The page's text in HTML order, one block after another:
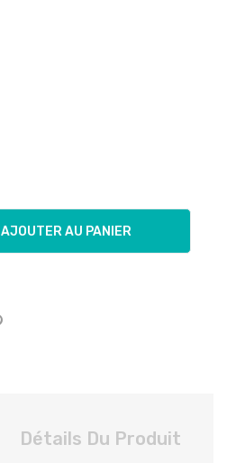
AJOUTER AU PANIER
Détails Du Produit